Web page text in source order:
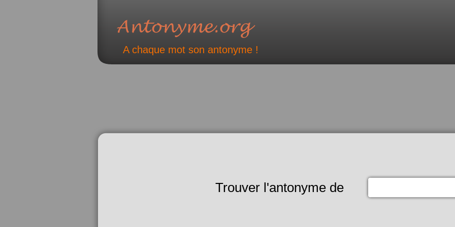
A chaque mot son antonyme !
Trouver l'antonyme de